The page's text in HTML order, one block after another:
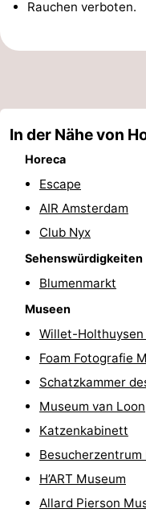
Aussichtspunkte
Attraktionen
Rundfahrten
Experiences
Dörfer
Städte
Führungen
Sport
Radfahren
Wandern
Unterhaltung
Nachtleben
Essen
Rauchen verboten.
In der Nähe von
Horeca
Escape
AIR Amsterdam
Club Nyx
Sehenswürdigkeiten
Blumenmarkt
Museen
Willet-Holthuysen
Foam Fotografie
Schatzkammer
Museum van Loon
Katzenkabinett
Besucherzentrum
H’ART Museum
Allard Pierson